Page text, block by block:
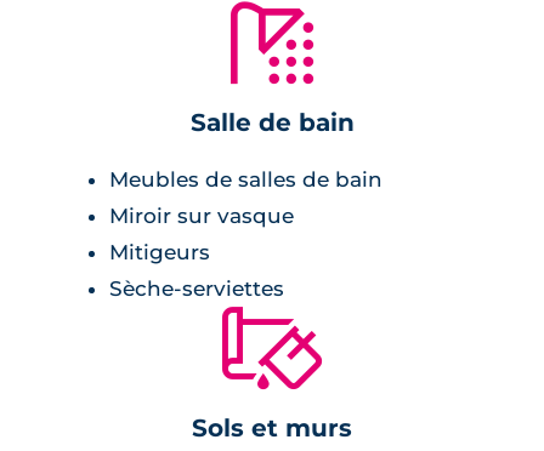
🚿
Salle de bain
Meubles de salles de bain
Miroir sur vasque
Mitigeurs
Sèche-serviettes
🔨
Sols et murs